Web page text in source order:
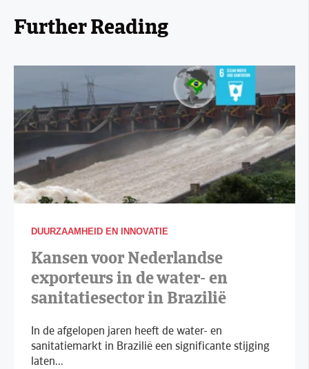
Further Reading
DUURZAAMHEID EN INNOVATIE
Kansen voor Nederlandse
exporteurs in de water- en
sanitatiesector in Brazilië
In de afgelopen jaren heeft de water- en
sanitatiemarkt in Brazilië een significante stijging
laten...